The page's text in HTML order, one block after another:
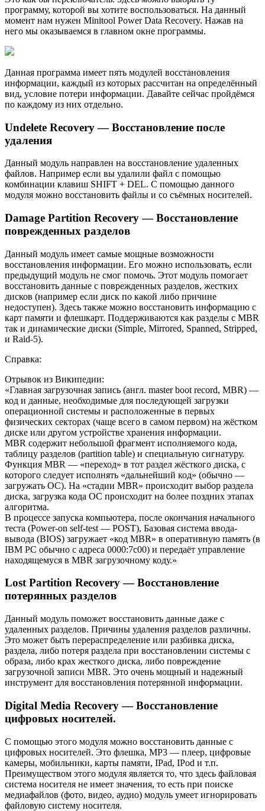
программу, которой вы хотите воспользоваться. На данный
момент нам нужен Minitool Power Data Recovery. Нажав на
него мы оказываемся в главном окне программы.
Данная программа имеет пять модулей восстановления
информации, каждый из которых рассчитан на определённый
вид, условие потери информации. Давайте сейчас пройдёмся
по каждому из них отдельно.
Undelete Recovery — Восстановление после
удаления
Данный модуль направлен на восстановление удаленных
файлов. Например если вы удалили файл с помощью
комбинации клавиш SHIFT + DEL. С помощью данного
модуля можно восстановить файлы и со съёмных носителей.
Damage Partition Recovery — Восстановление
поврежденных разделов
Данный модуль имеет самые мощные возможности
восстановления информации. Его можно использовать, если
предыдущий модуль не смог помочь. Этот модуль помогает
восстановить данные с поврежденных разделов, жестких
дисков (например если диск по какой либо причине
недоступен). Здесь также можно восстановить информацию с
карт памяти и флешкарт. Поддерживаются как разделы с MBR
так и динамические диски (Simple, Mirrored, Spanned, Stripped,
и Raid-5).
Справка:
Отрывок из Википедии:
«Главная загрузочная запись (англ. master boot record, MBR) —
код и данные, необходимые для последующей загрузки
операционной системы и расположенные в первых
физических секторах (чаще всего в самом первом) на жёстком
диске или другом устройстве хранения информации.
MBR содержит небольшой фрагмент исполняемого кода,
таблицу разделов (partition table) и специальную сигнатуру.
Функция MBR — «переход» в тот раздел жёсткого диска, с
которого следует исполнять «дальнейший код» (обычно —
загружать ОС). На «стадии MBR» происходит выбор раздела
диска, загрузка кода ОС происходит на более поздних этапах
алгоритма.
В процессе запуска компьютера, после окончания начального
теста (Power-on self-test — POST), Базовая система ввода-
вывода (BIOS) загружает «код MBR» в оперативную память (в
IBM PC обычно с адреса 0000:7c00) и передаёт управление
находящемуся в MBR загрузочному коду.»
Lost Partition Recovery — Восстановление
потерянных разделов
Данный модуль поможет восстановить данные даже с
удаленных разделов. Причины удаления разделов различны.
Это может быть перераспределение или разбивка диска,
раздела, либо потеря раздела при восстановлении системы с
образа, либо крах жесткого диска, либо повреждение
загрузочной записи MBR. Это очень мощный и надежный
инструмент для восстановления потерянной информации.
Digital Media Recovery — Восстановление
цифровых носителей.
С помощью этого модуля можно восстановить данные с
цифровых носителей. Это флешка, MP3 — плеер, цифровые
камеры, мобильники, карты памяти, IPad, IPod и т.п.
Преимуществом этого модуля является то, что здесь файловая
система носителя не имеет значения, то есть при поиске
медиафайлов (фото, видео, аудио) модуль умеет игнорировать
файловую систему носителя.